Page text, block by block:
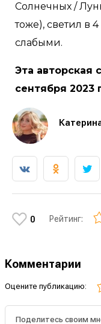
Солнечных /
тоже), светил в
слабыми.
Эта авторская
сентября 2023
0 Рейтинг:
Комментарии
Оцените публикацию: